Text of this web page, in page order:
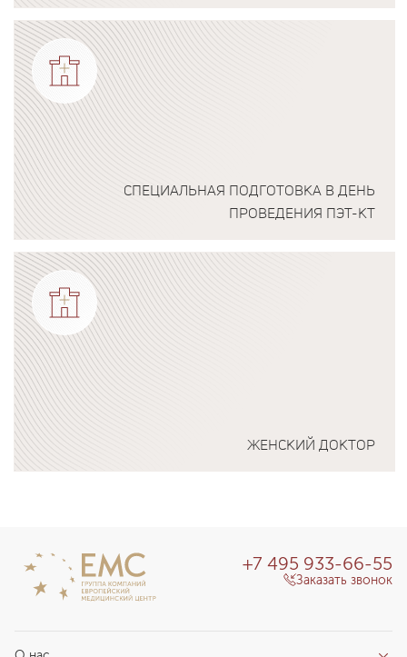
Подробнее о программе
СПЕЦИАЛЬНАЯ ПОДГОТОВКА В ДЕНЬ
ПРОВЕДЕНИЯ ПЭТ-КТ
Подробнее о программе
ЖЕНСКИЙ ДОКТОР
+7 495 933-66-55
Заказать звонок